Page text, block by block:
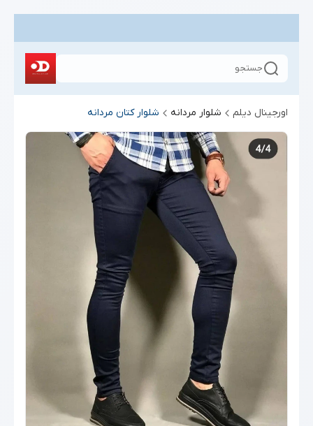
جستجو
اورجینال دیلم شلوار مردانه شلوار کتان مردانه